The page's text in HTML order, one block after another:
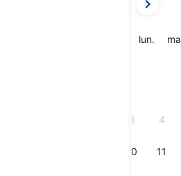
mois
sont
lun. lundi
3 4
10 11